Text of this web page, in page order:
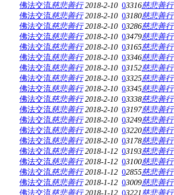
佛法交流慈悲善行 2018-2-10 03316慈悲善行
佛法交流慈悲善行 2018-2-10 03180慈悲善行
佛法交流慈悲善行 2018-2-10 03286慈悲善行
佛法交流慈悲善行 2018-2-10 03479慈悲善行
佛法交流慈悲善行 2018-2-10 03165慈悲善行
佛法交流慈悲善行 2018-2-10 03346慈悲善行
佛法交流慈悲善行 2018-2-10 03152慈悲善行
佛法交流慈悲善行 2018-2-10 03325慈悲善行
佛法交流慈悲善行 2018-2-10 03345慈悲善行
佛法交流慈悲善行 2018-2-10 03338慈悲善行
佛法交流慈悲善行 2018-2-10 03197慈悲善行
佛法交流慈悲善行 2018-2-10 03249慈悲善行
佛法交流慈悲善行 2018-2-10 03220慈悲善行
佛法交流慈悲善行 2018-2-10 03178慈悲善行
佛法交流慈悲善行 2018-1-12 03193慈悲善行
佛法交流慈悲善行 2018-1-12 03100慈悲善行
佛法交流慈悲善行 2018-1-12 02855慈悲善行
佛法交流慈悲善行 2018-1-12 03009慈悲善行
佛法交流慈悲善行 2018-1-12 03221慈悲善行